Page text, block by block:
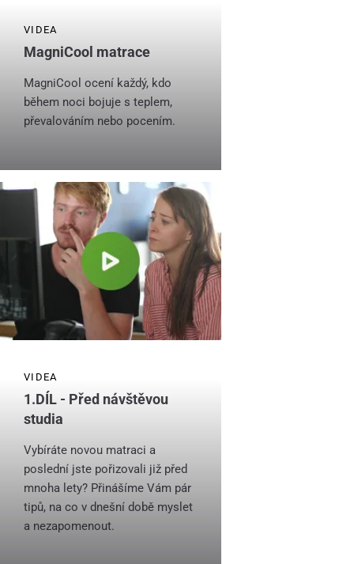
VIDEA
MagniCool matrace
MagniCool ocení každý, kdo
během noci bojuje s teplem,
převalováním nebo pocením.
VIDEA
1.DÍL - Před návštěvou
studia
Vybíráte novou matraci a
poslední jste pořizovali již před
mnoha lety? Přinášíme Vám pár
tipů, na co v dnešní době myslet
a nezapomenout.